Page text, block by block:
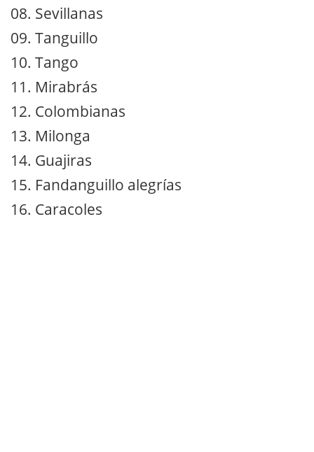
08. Sevillanas
09. Tanguillo
10. Tango
11. Mirabrás
12. Colombianas
13. Milonga
14. Guajiras
15. Fandanguillo alegrías
16. Caracoles